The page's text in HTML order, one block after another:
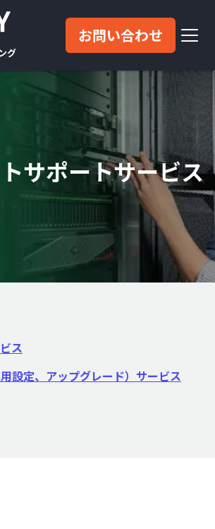
グ
お問い合わせ
サポートサービス
ス
設定、アップグレード）サービス